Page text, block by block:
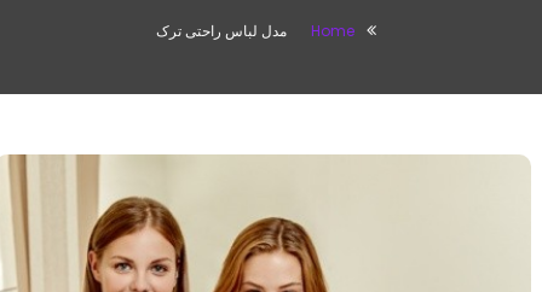
Home مدل لباس راحتی ترک